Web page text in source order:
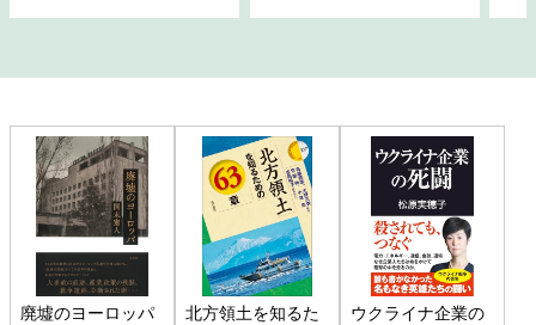
廃墟のヨーロッパ
北方領土を知るた
ウクライナ企業の